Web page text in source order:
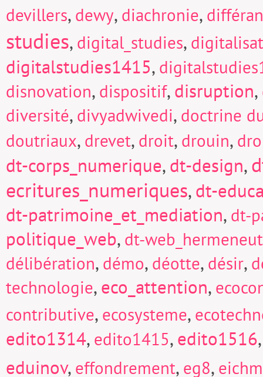
devillers, dewy, diachronie,
studies, digital_studies,
digitalstudies1415,
disnovation, dispositif,disruption,
diversité, divyadwivedi, doctrine
doutriaux, drevet, droit, drouin,
dt-corps_numerique,dt-design,
ecritures_numeriques,dt-
dt-patrimoine_et_mediation, dt-
politique_web, dt-
délibération, démo, déotte, désir,
technologie,eco_attention,
contributive, ecosysteme,
edito1314, edito1415,edito1516
eduinov, effondrement, eg8,